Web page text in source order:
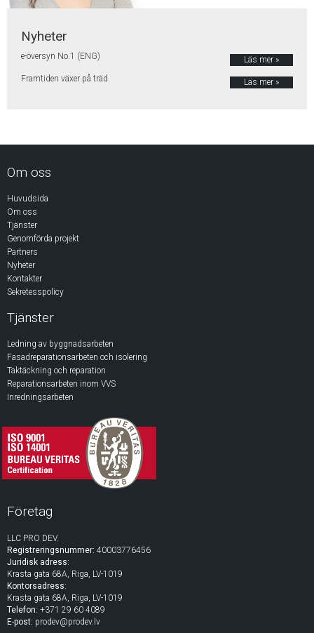
Nyheter
e-översyn No.1 (ENG)
Läs mer »
Framtiden växer på träd
Läs mer »
Om oss
Huvudsida
Om oss
Tjänster
Genomförda projekt
Partners
Nyheter
Kontakter
Sekretesspolicy
Tjänster
Ledning av byggnadsarbeten
Fasadreparationsarbeten och isolering
Taktäckning och reparation
Reparationsarbeten inom VVS
Inredningsarbeten
Företag
LLC PRO DEV.
Registreringsnummer: 40003776456
Juridisk adress:
Krasta gata 68A, Riga, LV-1019
Kontorsadress:
Krasta gata 68A, Riga, LV-1019
Telefon: +371 29 60 4089
E-post: prodev@prodev.lv